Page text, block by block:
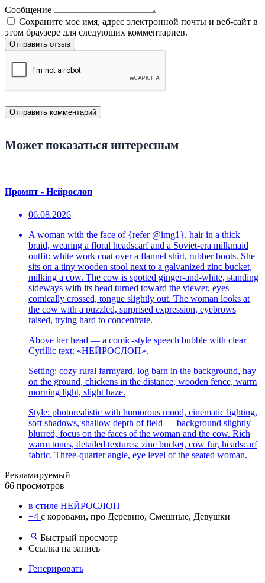
Сообщение
Сохраните мое имя, адрес электронной почты и веб-сайт в
этом браузере для следующих комментариев.
Отправить отзыв
Может показаться интересным
Промпт - Нейрослоп
06.08.2026
A woman with the face of {refer @img1}, hair in a thick
braid, wearing a floral headscarf and a Soviet-era milkmaid
outfit: white work coat over a flannel shirt, rubber boots. She
sits on a tiny wooden stool next to a galvanized zinc bucket,
milking a cow. The cow is spotted ginger-and-white, standing
sideways with its head turned toward the viewer, eyes
comically crossed, tongue slightly out. The woman looks at
the cow with a puzzled, surprised expression, eyebrows
raised, trying hard to concentrate.
Above her head — a comic-style speech bubble with clear
Cyrillic text: «НЕЙРОСЛОП».
Setting: cozy rural farmyard, log barn in the background, hay
on the ground, chickens in the distance, wooden fence, warm
morning light, slight haze.
Style: photorealistic with humorous mood, cinematic lighting,
soft shadows, shallow depth of field — background slightly
blurred, focus on the faces of the woman and the cow. Rich
warm tones, detailed textures: zinc bucket, cow fur, headscarf
fabric. Three-quarter angle, eye level of the seated woman.
Рекламируемый
66 просмотров
в стиле НЕЙРОСЛОП
+4 с коровами, про Деревню, Смешные, Девушки
Быстрый просмотр
Ссылка на запись
Генерировать